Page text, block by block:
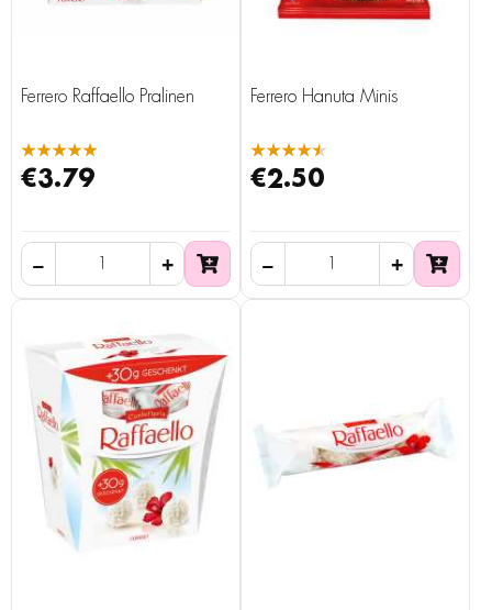
Ferrero Raffaello Pralinen
★★★★★
€3.79
Ferrero Hanuta Minis
★★★★★
€2.50